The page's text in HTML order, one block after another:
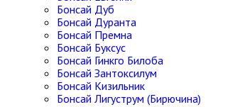
Бонсай Дуб
Бонсай Дуранта
Бонсай Премна
Бонсай Буксус
Бонсай Гинкго Билоба
Бонсай Зантоксилум
Бонсай Кизильник
Бонсай Лигуструм (Бирючина)